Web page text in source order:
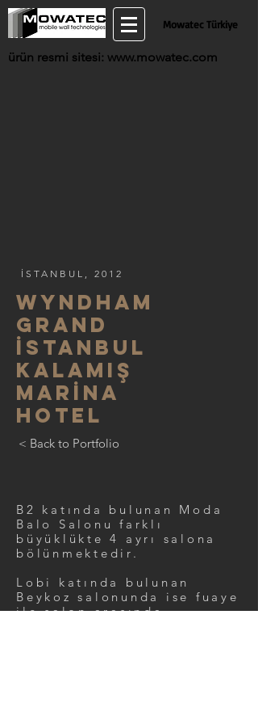
Mowatec Türkiye
ürün resmi sitesi: www.mowatec.com
B2 katında bulunan Moda
Balo Salonu farklı
büyüklükte 4 ayrı salona
bölünmektedir.
Lobi katında bulunan
Beykoz salonunda ise fuaye
ile salon arasında
wYNDHAM
GRAND
İSTANBUL
KALAMIŞ
MARİNA
HOTEL
İSTANBUL, 2012
< Back to Portfolio